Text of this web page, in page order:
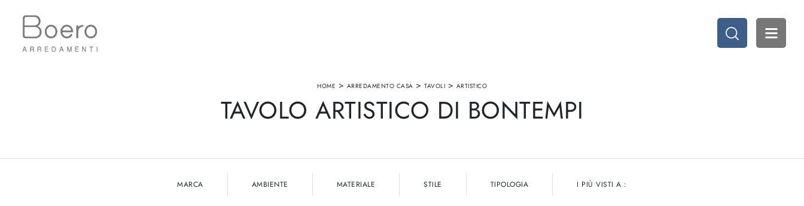
HOME > ARREDAMENTO CASA > TAVOLI > ARTISTICO
TAVOLO ARTISTICO DI BONTEMPI
MARCA AMBIENTE MATERIALE STILE TIPOLOGIA I PIÙ VISTI A :